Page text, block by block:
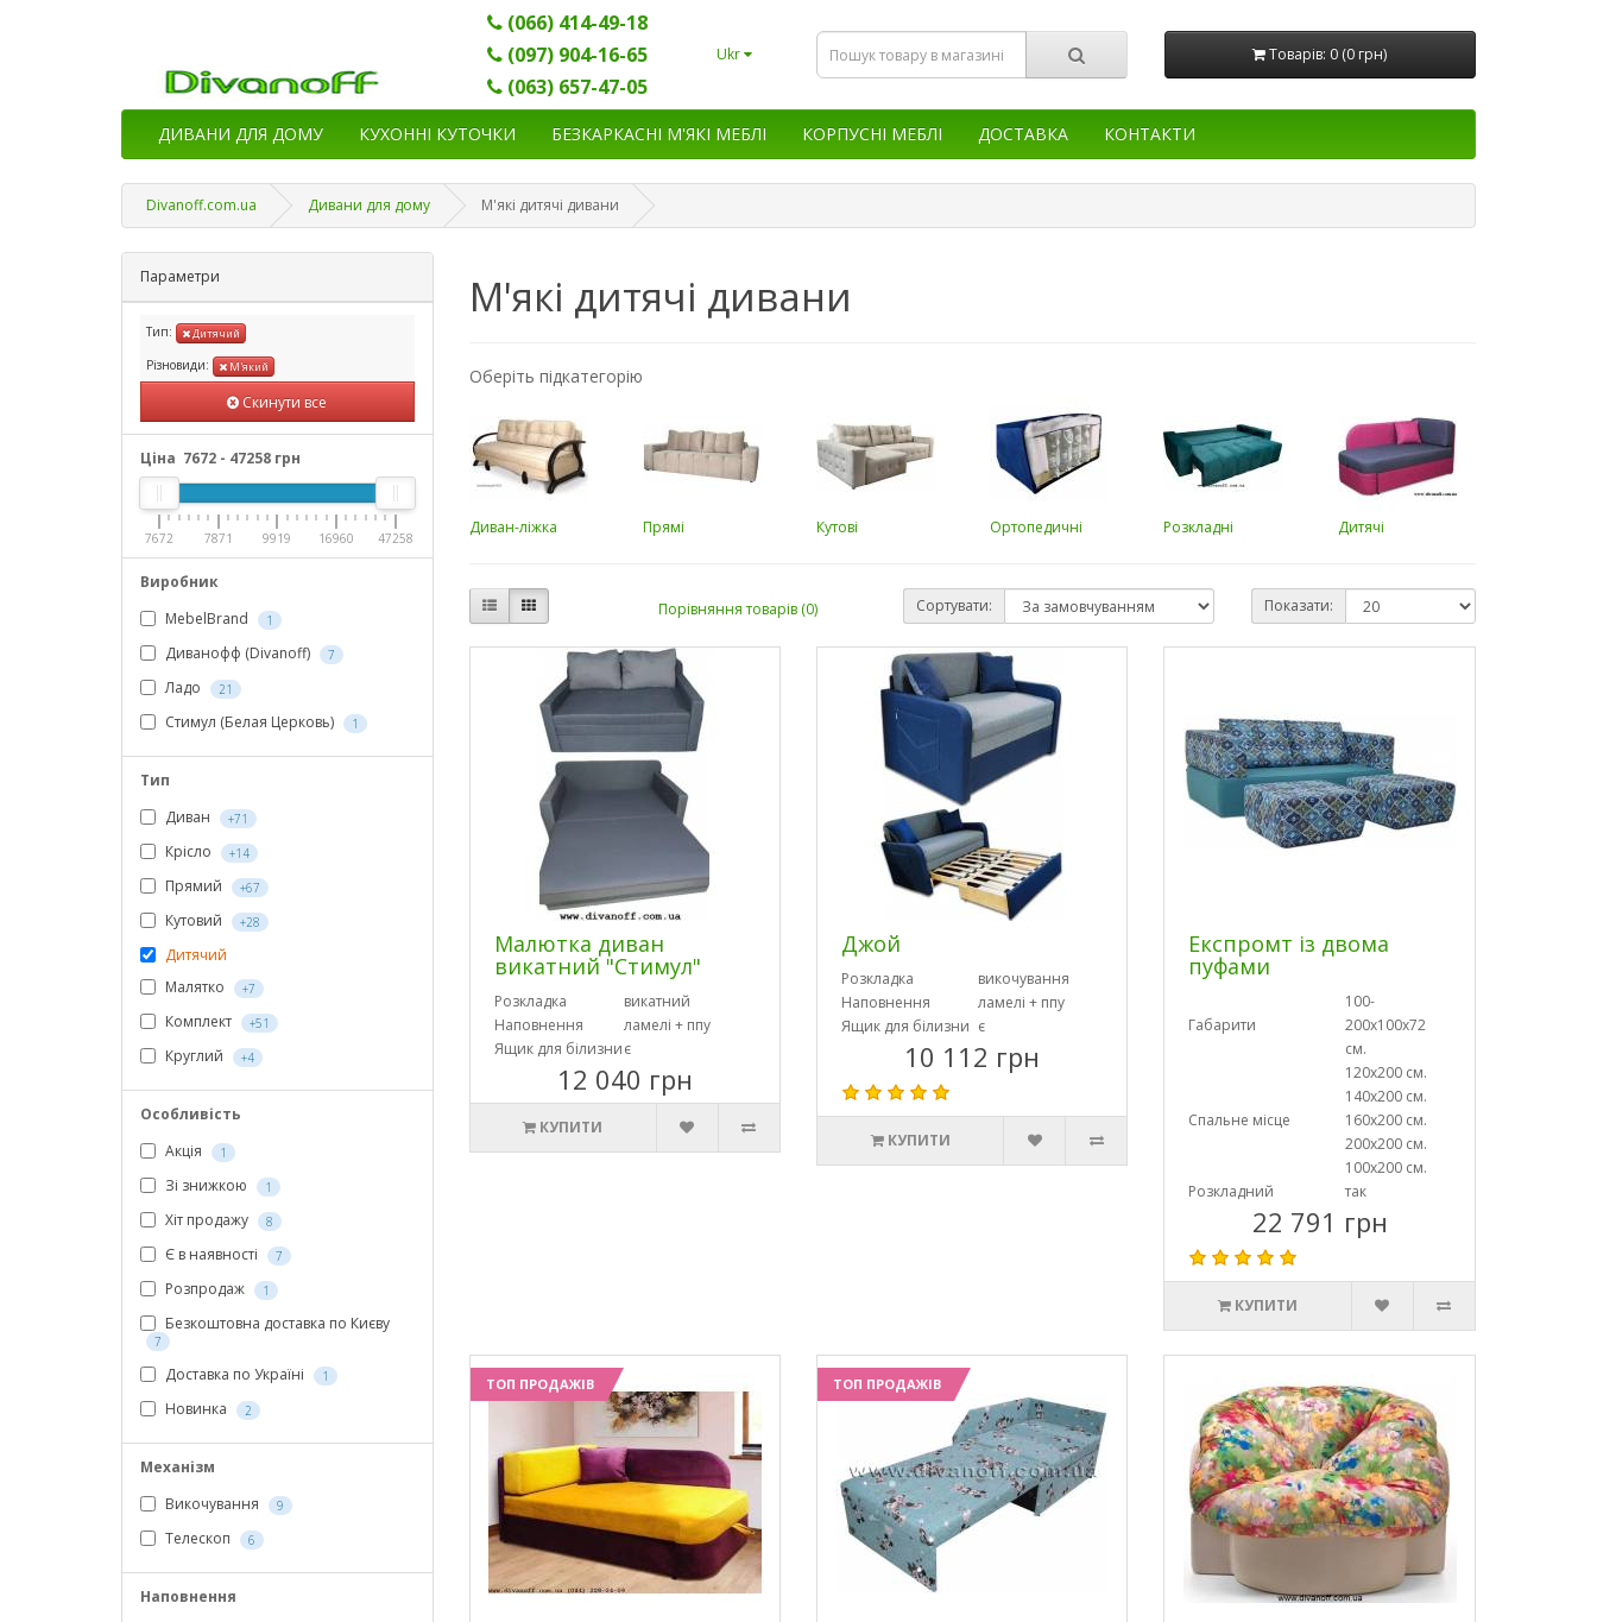
(066) 414-49-18
(097) 904-16-65
(063) 657-47-05
Ukr Товарів: 0 (0 грн)
ДИВАНИ ДЛЯ ДОМУ КУХОННІ КУТОЧКИ БЕЗКАРКАСНІ М'ЯКІ МЕБЛІ КОРПУСНІ МЕБЛІ ДОСТАВКА КОНТАКТИ
Divanoff.com.ua Дивани для дому М'які дитячі дивани
Параметри
Тип: Дитячий
Різновиди: М'який
Скинути все
Ціна 7672 - 47258 грн
7672 7871 9919 16960 47258
Виробник
MebelBrand
1
Диванофф (Divanoff) 7
Ладо 21
Стимул (Белая Церковь) 1
Тип
Диван
+71
Крісло +14
Прямий +67
Кутовий +28
Дитячий
Малятко
+7
Комплект +51
Круглий +4
Особливість
Акція
1
Зі знижкою 1
Хіт продажу 8
Є в наявності 7
Розпродаж 1
Безкоштовна доставка по Києву
7
Доставка по Україні 1
Новинка 2
Механізм
Викочування
9
Телескоп 6
Наповнення
М'які дитячі дивани
Оберіть підкатегорію
Диван-ліжка Прямі Кутові Ортопедичні Розкладні Дитячі
Порівняння товарів (0) Сортувати: Показати:
Малютка диван
викатний "Стимул"
Розкладка
викатний
Наповнення
ламелі + ппу
Ящик для білизниє
12 040 грн
КУПИТИ
Джой
Розкладка
викочування
Наповнення
ламелі + ппу
Ящик для білизни є
10 112 грн
КУПИТИ
Експромт із двома
пуфами
Габарити
100-
200х100х72
см.
Спальне місце
120х200 см.
140х200 см.
160х200 см.
200х200 см.
100х200 см.
Розкладний
так
22 791 грн
КУПИТИ
ТОП ПРОДАЖІВ ТОП ПРОДАЖІВ